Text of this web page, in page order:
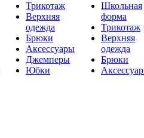
Трикотаж
Верхняя
одежда
Брюки
Аксессуары
Джемперы
Юбки
Школьная
форма
Трикотаж
Верхняя
одежда
Брюки